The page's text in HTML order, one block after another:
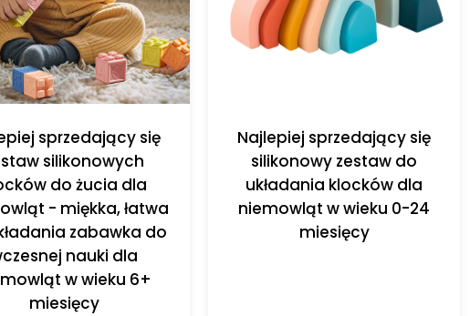
sprzedający się
silikonowych
do żucia dla
- miękka, łatwa
zabawka do
nauki dla
w wieku 6+
miesięcy
Najlepiej sprzedający się
silikonowy zestaw do
układania klocków dla
niemowląt w wieku 0-24
miesięcy